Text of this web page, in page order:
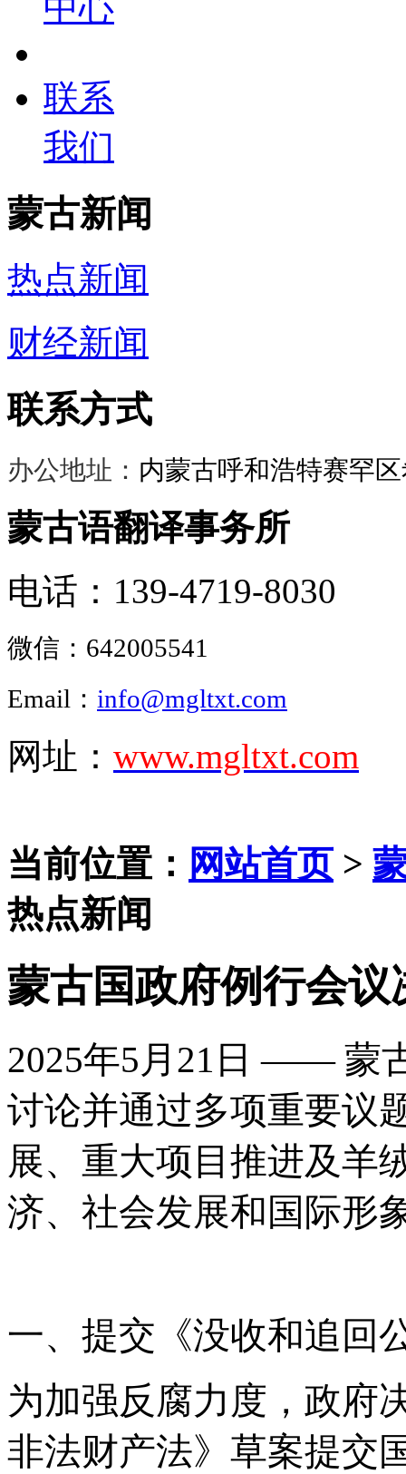
联系
我们
蒙古新闻
热点新闻
财经新闻
联系方式
办公地址： 内蒙古呼和浩特赛罕
蒙古语翻译事务所
电话：139-4719-8030
微信： 642005541
Email： info@mgltxt.com
网址： www.mgltxt.com
当前位置： 网站首页>
热点新闻
蒙古国政府例行会
2025年5月21日 —— 蒙
讨论并通过多项重要议
展、重大项目推进及羊
济、社会发展和国际形
一、提交《没收和追回
为加强反腐力度，政府
非法财产法》草案提交